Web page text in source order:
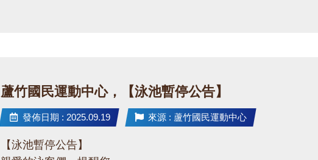
蘆竹國民運動中心，【泳池暫停公告】
發佈日期 : 2025.09.19 來源 : 蘆竹國民運動中心
【泳池暫停公告】